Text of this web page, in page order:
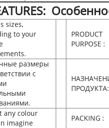
sizes,
to your
PRODUCT
PURPOSE :
размеры
с
ПРОДУКТА:
any colour
imagine
PACKING :